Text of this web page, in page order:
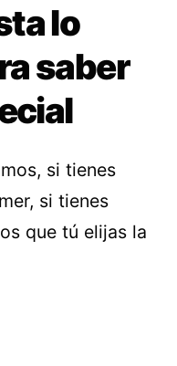
lo
saber
si tienes
si tienes
que tú elijas la